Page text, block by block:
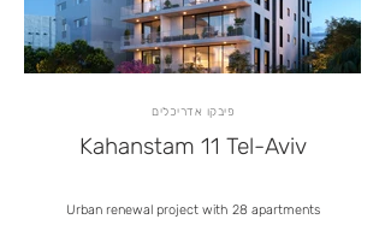
כהנשטם הדמיה חדשה
פיבקו אדריכלים
Kahanstam 11 Tel-Aviv
Urban renewal project with 28 apartments